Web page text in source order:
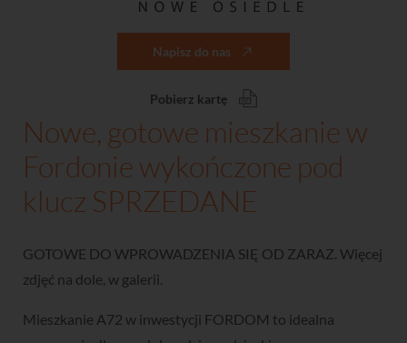
Napisz do nas
Pobierz kartę
Nowe, gotowe mieszkanie w
Fordonie wykończone pod
klucz SPRZEDANE
GOTOWE DO WPROWADZENIA SIĘ OD ZARAZ. Więcej
zdjęć na dole, w galerii.
Mieszkanie A72 w inwestycji FORDOM to idealna